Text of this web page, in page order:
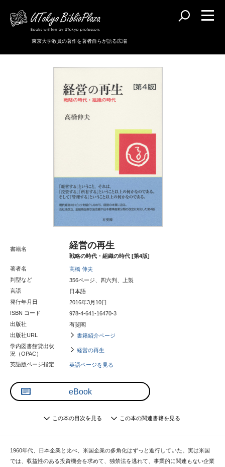
東京大学教員の著作を著者自らが語る広場
書籍名 経営の再生
戦略の時代・組織の時代 [第4版]
著者名
高橋 伸夫
判型など
356ページ、四六判、上製
言語
日本語
発行年月日
2016年3月10日
ISBN コード
978-4-641-16470-3
出版社
有斐閣
出版社URL
書籍紹介ページ
学内図書館貸出状
況（OPAC）
経営の再生
英語版ページ指定 英語ページを見る
eBook
この本の目次を見る この本の関連書籍を見る
1960年代、日本企業と比べ、米国企業の多角化はずっと進行していた。実は米国
では、収益性のある投資機会を求めて、独禁法を逃れて、事業的に関連もない企業